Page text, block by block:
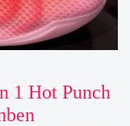
1 Hot Punch